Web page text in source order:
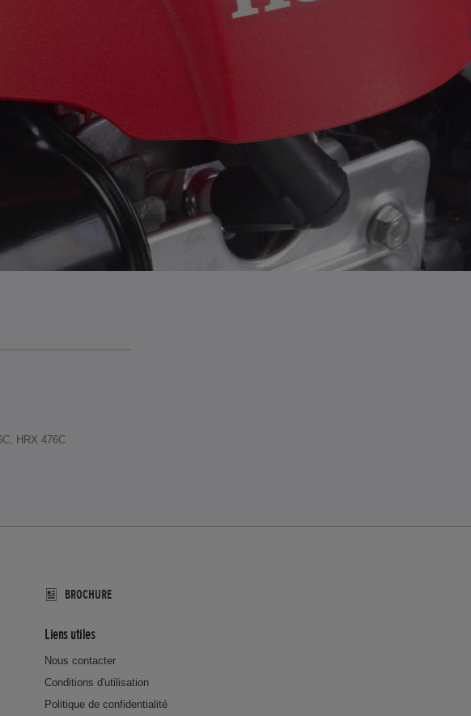
HRX 476C
BROCHURE
Liens utiles
Nous contacter
Conditions d'utilisation
Politique de confidentialité